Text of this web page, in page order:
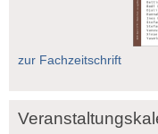
zur Fachzeitschrift